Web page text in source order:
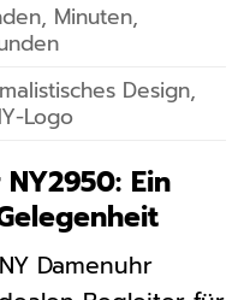
Minuten,
Design,
Logo
Ein
Damenuhr